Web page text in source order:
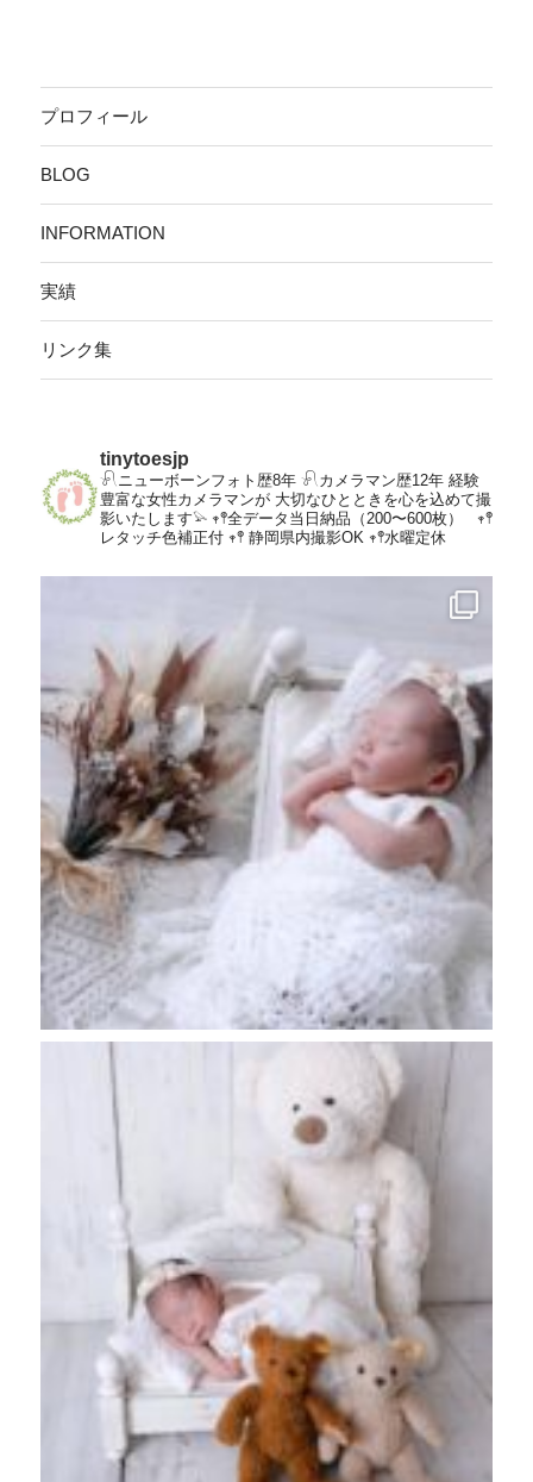
プロフィール
BLOG
INFORMATION
実績
リンク集
tinytoesjp
𓍯ニューボーンフォト歴8年𓍯カメラマン歴12年経験
豊富な女性カメラマンが大切なひとときを心を込めて撮
影いたします𓅫𖥧𖤣全データ当日納品（200〜600枚）
𖥧𖤣
レタッチ色補正付𖥧𖤣 静岡県内撮影OK 𖥧𖤣水曜定休